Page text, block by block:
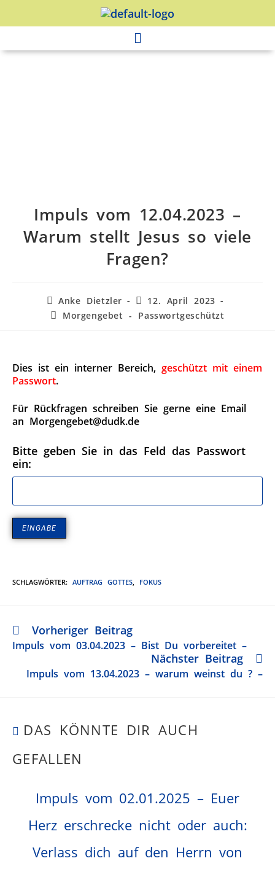
Impuls vom 12.04.2023 –
Warum stellt Jesus so viele
Fragen?
Anke Dietzler
12. April 2023
Morgengebet - Passwortgeschützt
Dies ist ein interner Bereich, geschützt mit einem
Passwort.
Für Rückfragen schreiben Sie gerne eine Email
an Morgengebet@dudk.de
Bitte geben Sie in das Feld das Passwort
ein:
SCHLAGWÖRTER: AUFTRAG GOTTES, FOKUS
Vorheriger Beitrag
Impuls vom 03.04.2023 – Bist Du vorbereitet –
Nächster Beitrag
Impuls vom 13.04.2023 – warum weinst du ? –
DAS KÖNNTE DIR AUCH
GEFALLEN
Impuls vom 02.01.2025 – Euer
Herz erschrecke nicht oder auch:
Verlass dich auf den Herrn von